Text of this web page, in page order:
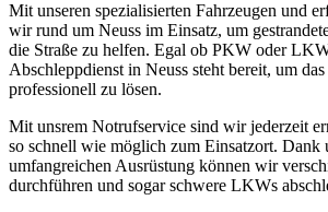
Mit unseren spezialisierten Fahrzeugen und
wir rund um Neuss im Einsatz, um
die Straße zu helfen. Egal ob PKW oder
Abschleppdienst in Neuss steht bereit, um
professionell zu lösen.
Mit unsrem Notrufservice sind wir jederzeit
so schnell wie möglich zum Einsatzort. Dank
umfangreichen Ausrüstung können wir
durchführen und sogar schwere LKWs